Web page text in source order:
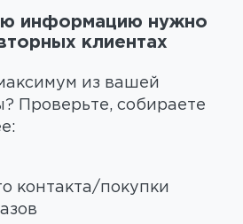
информацию нужно
клиентах
из вашей
Проверьте, собираете
контакта/покупки